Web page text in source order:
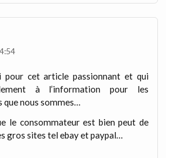
pour cet article passionnant et qui
à l’information pour les
que nous sommes…
le consommateur est bien peut de
gros sites tel ebay et paypal…